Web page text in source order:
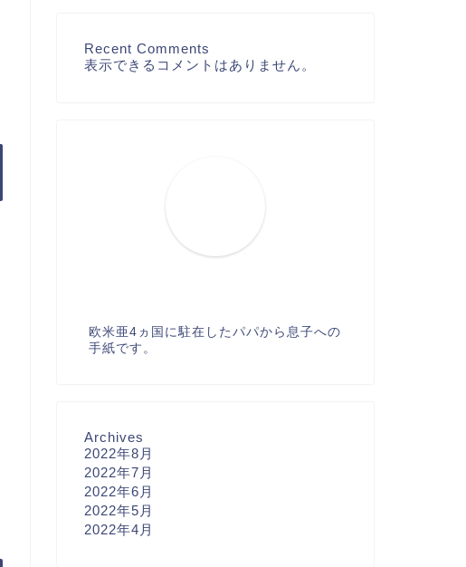
Recent Comments
表示できるコメントはありません。
欧米亜4ヵ国に駐在したパパから息子への
手紙です。
Archives
2022年8月
2022年7月
2022年6月
2022年5月
2022年4月